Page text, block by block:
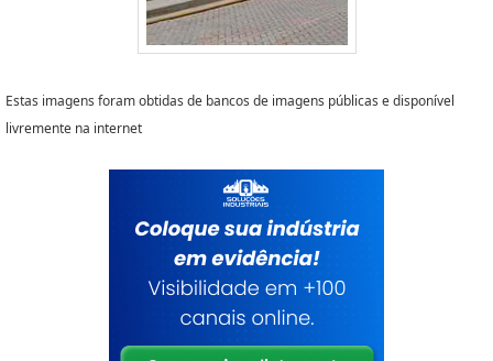
Estas imagens foram obtidas de bancos de imagens públicas e disponível
livremente na internet